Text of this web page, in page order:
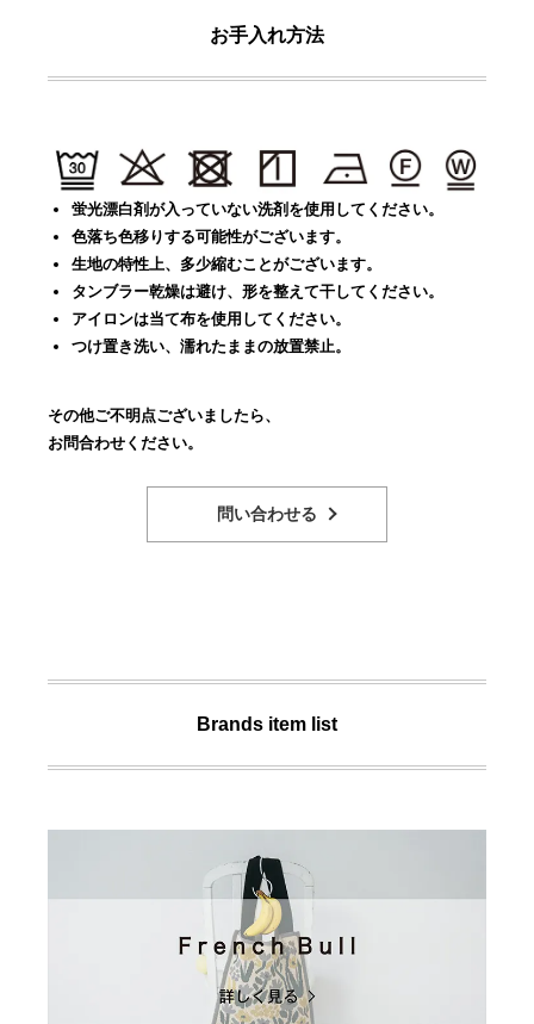
お手入れ方法
蛍光漂白剤が入っていない洗剤を使用してください。
色落ち色移りする可能性がございます。
生地の特性上、多少縮むことがございます。
タンブラー乾燥は避け、形を整えて干してください。
アイロンは当て布を使用してください。
つけ置き洗い、濡れたままの放置禁止。
その他ご不明点ございましたら、
お問合わせください。
問い合わせる
Brands item list